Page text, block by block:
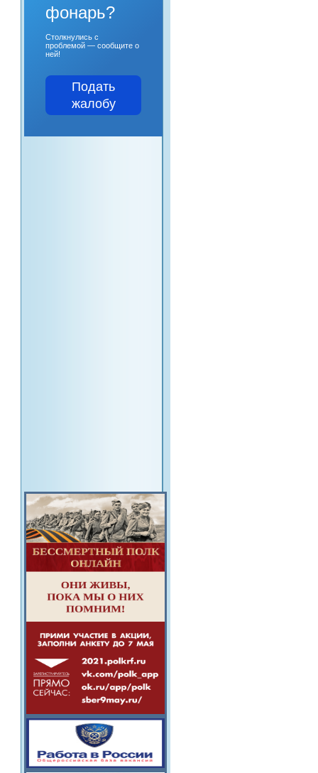
фонарь?
Столкнулись с
проблемой — сообщите о
ней!
Подать
жалобу